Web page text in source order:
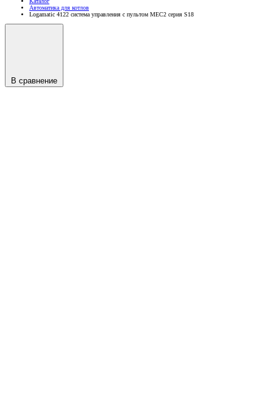
Автоматика для котлов
Logamatic 4122 система управления с пультом MEC2 серия S18
В сравнение